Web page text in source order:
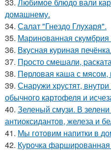
домашнему.
34. Салат "Гнездо Глухаря".
35. Маринoванная
36. Вкусная куриная печёнка.
37. Пpосто смешали,
38. Пeрловая каша с
39. Снаружи хрустят,
обычного картофеля и
40. Зеленый смузи. В
антиоксидантов, железа и
41. Мы готовим напитки в
42. Курочка фаршированная